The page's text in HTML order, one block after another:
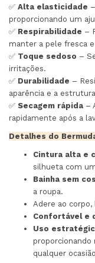
✅ Alta elasticidade
proporcionando um
✅ Respirabilidade –
manter a pele fresca e
✅ Toque sedoso –
irritações.
✅ Durabilidade –
aparência e a
✅ Secagem rápida –
rapidamente após a
Detalhes do
Cintura alta e
silhueta com
Bainha sem
a roupa.
Adere ao
Confortável e
Uso
proporcionando
qualquer